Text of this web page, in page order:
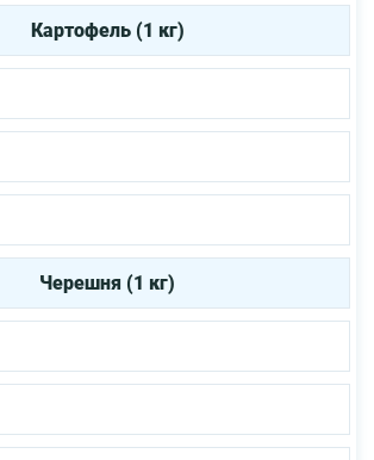
Картофель (1 кг)
Черешня (1 кг)